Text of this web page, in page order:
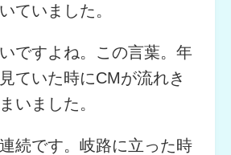
ていました。
ですよね。この言葉。年
ていた時にCMが流れき
いました。
続です。岐路に立った時